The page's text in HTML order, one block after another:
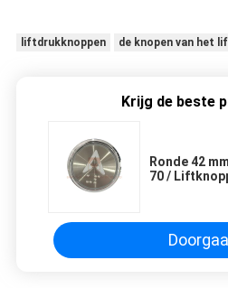
liftdrukknoppen de knopen van het
Krijg de beste
Ronde 42
70 /